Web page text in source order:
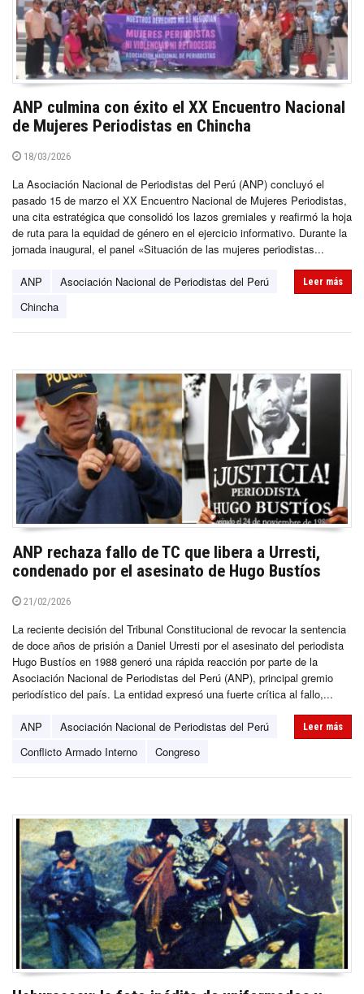
ANP culmina con éxito el XX Encuentro Nacional
de Mujeres Periodistas en Chincha
18/03/2026
La Asociación Nacional de Periodistas del Perú (ANP) concluyó el
pasado 15 de marzo el XX Encuentro Nacional de Mujeres Periodistas,
una cita estratégica que consolidó los lazos gremiales y reafirmó la hoja
de ruta para la equidad de género en el ejercicio informativo. Durante la
jornada inaugural, el panel «Situación de las mujeres periodistas...
ANP
Asociación Nacional de Periodistas del Perú
Chincha
Leer más
ANP rechaza fallo de TC que libera a Urresti,
condenado por el asesinato de Hugo Bustíos
21/02/2026
La reciente decisión del Tribunal Constitucional de revocar la sentencia
de doce años de prisión a Daniel Urresti por el asesinato del periodista
Hugo Bustíos en 1988 generó una rápida reacción por parte de la
Asociación Nacional de Periodistas del Perú (ANP), principal gremio
periodístico del país. La entidad expresó una fuerte crítica al fallo,...
ANP
Asociación Nacional de Periodistas del Perú
Conflicto Armado Interno
Congreso
Leer más